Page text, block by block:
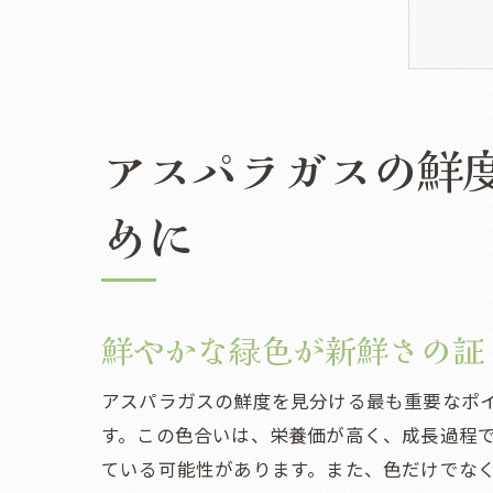
新
ア
アスパラガスの鮮
めに
鮮やかな緑色が新鮮さの証
アスパラガスの鮮度を見分ける最も重要な
す。この色合いは、栄養価が高く、成長過程
ている可能性があります。また、色だけでな